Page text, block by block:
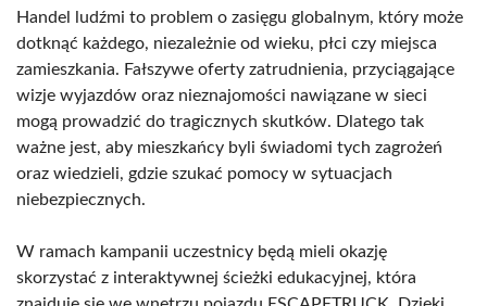
Handel ludźmi to problem o zasięgu globalnym, który może
dotknąć każdego, niezależnie od wieku, płci czy miejsca
zamieszkania. Fałszywe oferty zatrudnienia, przyciągające
wizje wyjazdów oraz nieznajomości nawiązane w sieci
mogą prowadzić do tragicznych skutków. Dlatego tak
ważne jest, aby mieszkańcy byli świadomi tych zagrożeń
oraz wiedzieli, gdzie szukać pomocy w sytuacjach
niebezpiecznych.
W ramach kampanii uczestnicy będą mieli okazję
skorzystać z interaktywnej ścieżki edukacyjnej, która